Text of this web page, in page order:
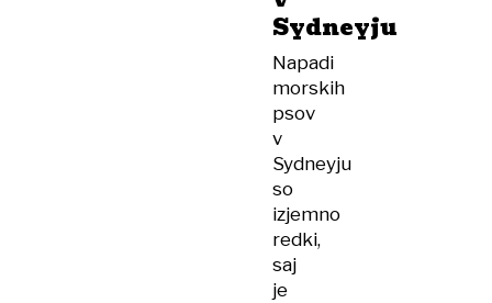
Sydneyju
Napadi
morskih
psov
v
Sydneyju
so
izjemno
redki,
saj
je